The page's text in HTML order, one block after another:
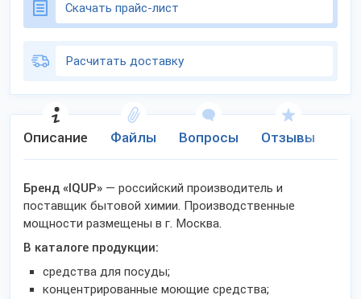
Скачать прайс-лист
Расчитать доставку
Описание Файлы Вопросы Отзывы
Бренд «IQUP» — российский производитель и
поставщик бытовой химии. Производственные
мощности размещены в г. Москва.
В каталоге продукции:
средства для посуды;
концентрированные моющие средства;